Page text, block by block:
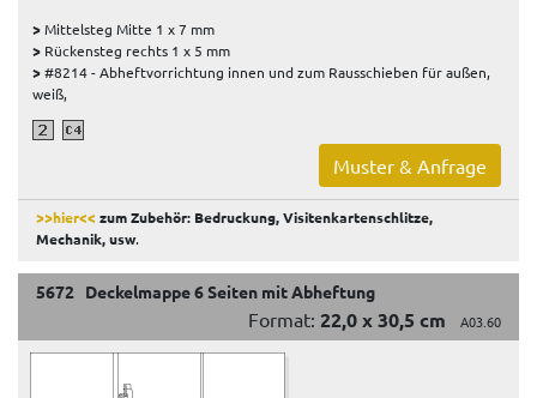
>Mittelsteg Mitte 1 x 7 mm
> Rückensteg rechts 1 x 5 mm
>#8214 - Abheftvorrichtung innen und zum Rausschieben für außen,
weiß,
Muster & Anfrage
>>hier<<zum Zubehör: Bedruckung, Visitenkartenschlitze,
Mechanik, usw.
5672 Deckelmappe 6 Seiten mit Abheftung
Format: 22,0 x 30,5 cm A03.60